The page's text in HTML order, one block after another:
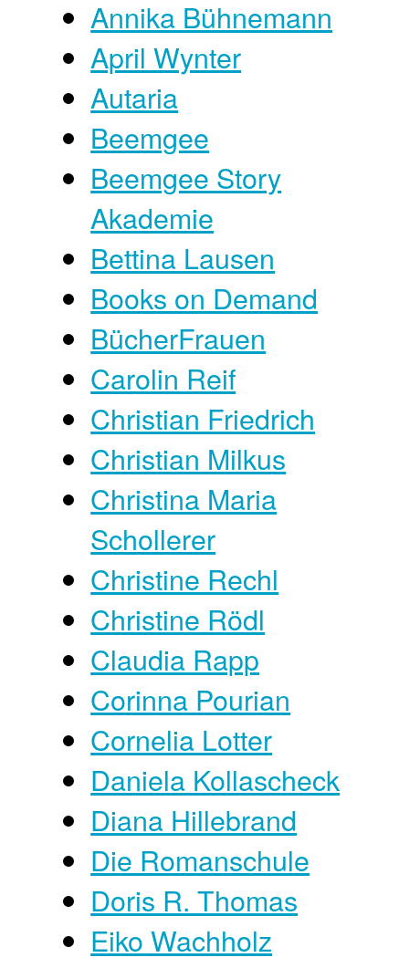
Annika Bühnemann
April Wynter
Autaria
Beemgee
Beemgee Story
Akademie
Bettina Lausen
Books on Demand
BücherFrauen
Carolin Reif
Christian Friedrich
Christian Milkus
Christina Maria
Schollerer
Christine Rechl
Christine Rödl
Claudia Rapp
Corinna Pourian
Cornelia Lotter
Daniela Kollascheck
Diana Hillebrand
Die Romanschule
Doris R. Thomas
Eiko Wachholz